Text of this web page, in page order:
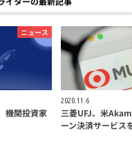
ニュース
機関投資家
2020.11.6
三菱UFJ、米
ーン決済サービス